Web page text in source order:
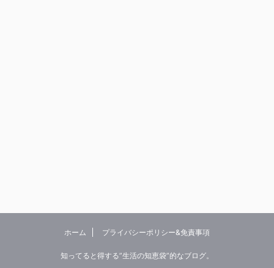
ホーム プライバシーポリシー&免責事項
知ってると得する”生活の知恵袋”的なブログ。